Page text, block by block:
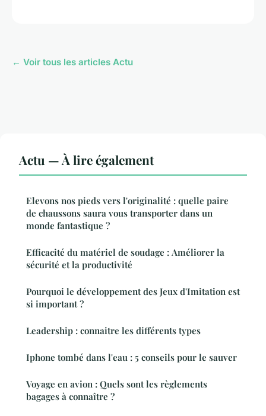
← Voir tous les articles Actu
Actu — À lire également
Elevons nos pieds vers l'originalité : quelle paire
de chaussons saura vous transporter dans un
monde fantastique ?
Efficacité du matériel de soudage : Améliorer la
sécurité et la productivité
Pourquoi le développement des Jeux d'Imitation est
si important ?
Leadership : connaitre les différents types
Iphone tombé dans l'eau : 5 conseils pour le sauver
Voyage en avion : Quels sont les règlements
bagages à connaître ?